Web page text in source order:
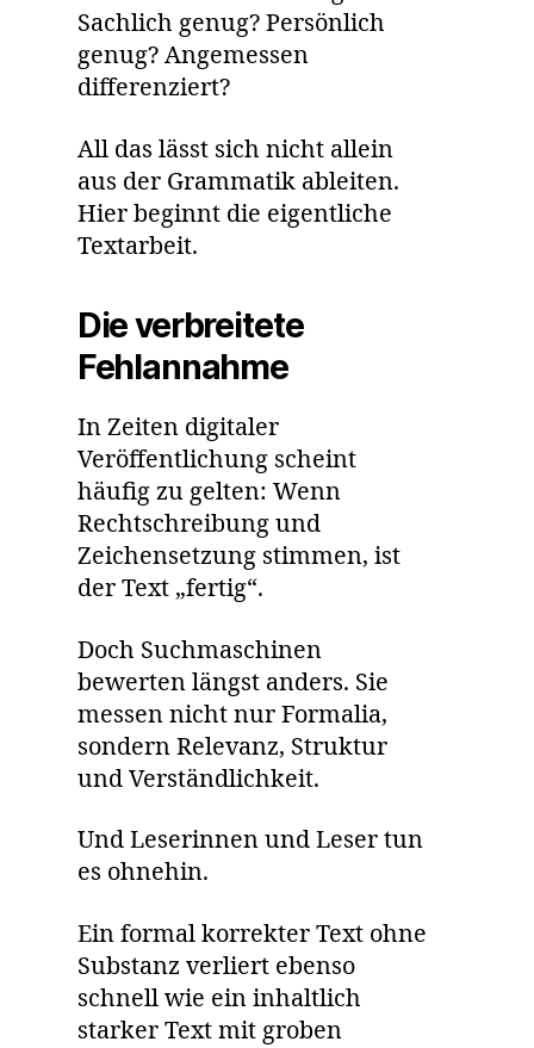
Sachlich genug? Persönlich
genug? Angemessen
differenziert?
All das lässt sich nicht allein
aus der Grammatik ableiten.
Hier beginnt die eigentliche
Textarbeit.
Die verbreitete
Fehlannahme
In Zeiten digitaler
Veröffentlichung scheint
häufig zu gelten: Wenn
Rechtschreibung und
Zeichensetzung stimmen, ist
der Text „fertig“.
Doch Suchmaschinen
bewerten längst anders. Sie
messen nicht nur Formalia,
sondern Relevanz, Struktur
und Verständlichkeit.
Und Leserinnen und Leser tun
es ohnehin.
Ein formal korrekter Text ohne
Substanz verliert ebenso
schnell wie ein inhaltlich
starker Text mit groben